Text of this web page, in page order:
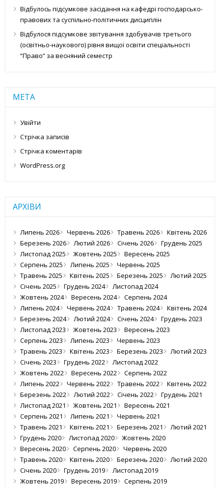
Відбулось підсумкове засідання на кафедрі господарсько-
правових та суспільно-політичних дисциплін
Відбулося підсумкове звітування здобувачів третього
(освітньо-наукового) рівня вищої освіти спеціальності
“Право” за весняний семестр
МЕТА
Увійти
Стрічка записів
Стрічка коментарів
WordPress.org
АРХІВИ
Липень 2026 Червень 2026 Травень 2026
Квітень 2026
Березень 2026
Лютий 2026 Січень 2026
Грудень 2025
Листопад 2025
Жовтень 2025
Вересень 2025
Серпень 2025
Липень 2025
Червень 2025
Травень 2025
Квітень 2025 Березень 2025
Лютий 2025
Січень 2025
Грудень 2024
Листопад 2024
Жовтень 2024
Вересень 2024
Серпень 2024
Липень 2024
Червень 2024 Травень 2024
Квітень 2024
Березень 2024
Лютий 2024 Січень 2024
Грудень 2023
Листопад 2023
Жовтень 2023
Вересень 2023
Серпень 2023
Липень 2023
Червень 2023
Травень 2023
Квітень 2023 Березень 2023
Лютий 2023
Січень 2023
Грудень 2022
Листопад 2022
Жовтень 2022
Вересень 2022
Серпень 2022
Липень 2022
Червень 2022 Травень 2022
Квітень 2022
Березень 2022
Лютий 2022 Січень 2022
Грудень 2021
Листопад 2021
Жовтень 2021
Вересень 2021
Серпень 2021
Липень 2021
Червень 2021
Травень 2021
Квітень 2021 Березень 2021
Лютий 2021
Грудень 2020
Листопад 2020
Жовтень 2020
Вересень 2020
Серпень 2020
Червень 2020
Травень 2020
Квітень 2020 Березень 2020
Лютий 2020
Січень 2020
Грудень 2019
Листопад 2019
Жовтень 2019
Вересень 2019
Серпень 2019